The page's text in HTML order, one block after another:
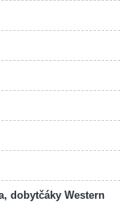
dobytčáky Western